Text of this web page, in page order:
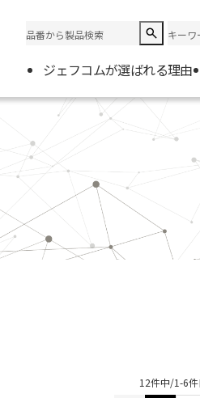
ジェフコムが選ばれる理由
企業情
会社概
12件中/1-6